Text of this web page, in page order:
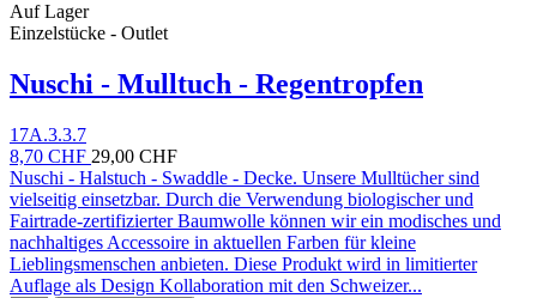
Auf Lager
Einzelstücke - Outlet
Nuschi - Mulltuch - Regentropfen
17A.3.3.7
8,70 CHF 29,00 CHF
Nuschi - Halstuch - Swaddle - Decke. Unsere Mulltücher sind
vielseitig einsetzbar. Durch die Verwendung biologischer und
Fairtrade-zertifizierter Baumwolle können wir ein modisches und
nachhaltiges Accessoire in aktuellen Farben für kleine
Lieblingsmenschen anbieten. Diese Produkt wird in limitierter
Auflage als Design Kollaboration mit den Schweizer...